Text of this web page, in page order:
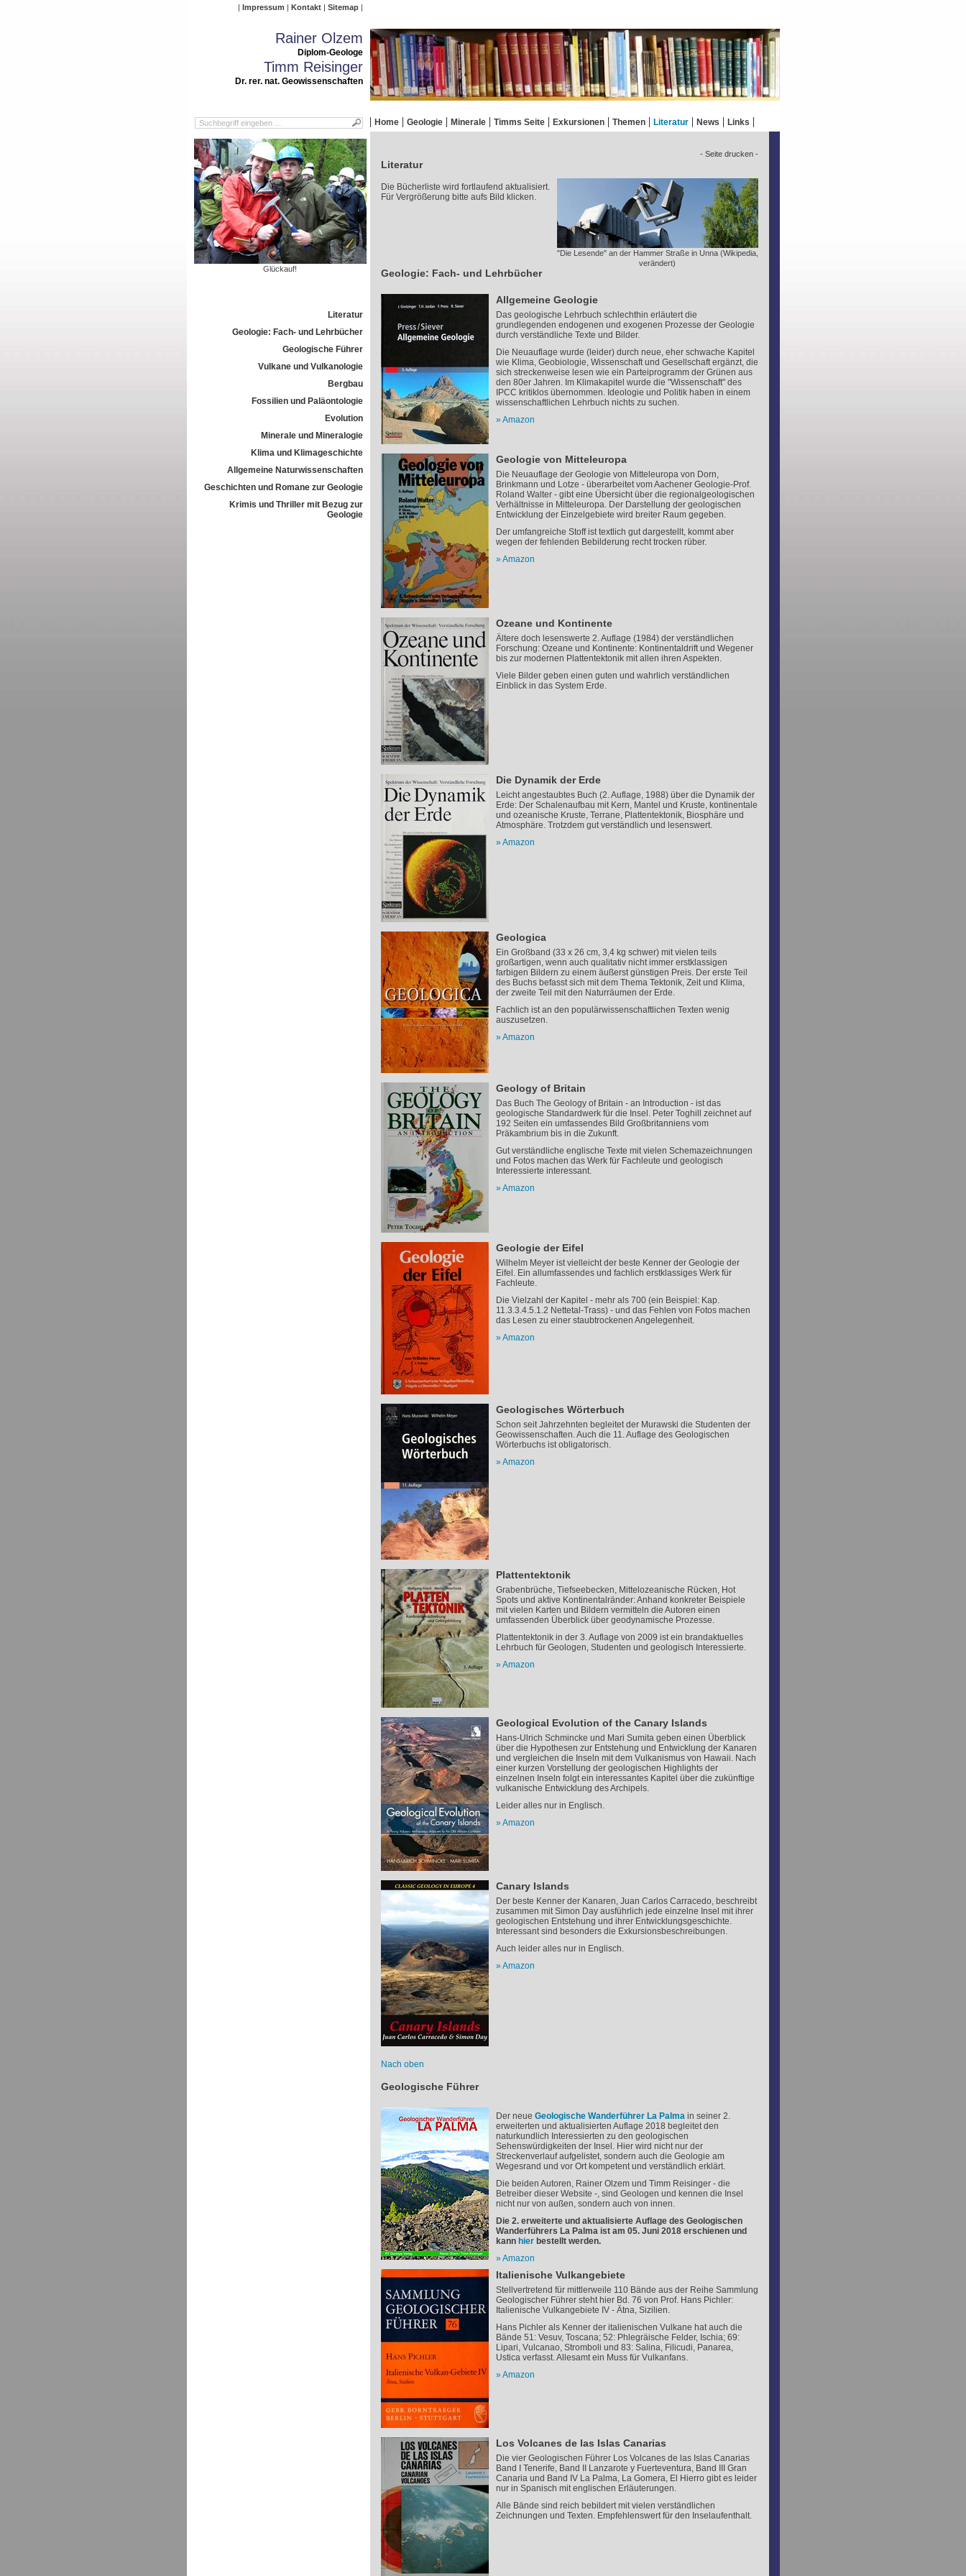
Impressum Kontakt Sitemap
Rainer Olzem
Diplom-Geologe
Timm Reisinger
Dr. rer. nat. Geowissenschaften
Home Geologie Minerale Timms Seite Exkursionen Themen Literatur News Links
Glückauf!
Literatur
Geologie: Fach- und Lehrbücher
Geologische Führer
Vulkane und Vulkanologie
Bergbau
Fossilien und Paläontologie
Evolution
Minerale und Mineralogie
Klima und Klimageschichte
Allgemeine Naturwissenschaften
Geschichten und Romane zur Geologie
Krimis und Thriller mit Bezug zur
Geologie
- Seite drucken -
Literatur
"Die Lesende" an der Hammer Straße in Unna (Wikipedia,
verändert)
Die Bücherliste wird fortlaufend aktualisiert.
Für Vergrößerung bitte aufs Bild klicken.
Geologie: Fach- und Lehrbücher
Allgemeine Geologie
Das geologische Lehrbuch schlechthin erläutert die
grundlegenden endogenen und exogenen Prozesse der Geologie
durch verständliche Texte und Bilder.
Die Neuauflage wurde (leider) durch neue, eher schwache Kapitel
wie Klima, Geobiologie, Wissenschaft und Gesellschaft ergänzt, die
sich streckenweise lesen wie ein Parteiprogramm der Grünen aus
den 80er Jahren. Im Klimakapitel wurde die "Wissenschaft" des
IPCC kritiklos übernommen. Ideologie und Politik haben in einem
wissenschaftlichen Lehrbuch nichts zu suchen.
Amazon
Geologie von Mitteleuropa
Die Neuauflage der Geologie von Mitteleuropa von Dorn,
Brinkmann und Lotze - überarbeitet vom Aachener Geologie-Prof.
Roland Walter - gibt eine Übersicht über die regionalgeologischen
Verhältnisse in Mitteleuropa. Der Darstellung der geologischen
Entwicklung der Einzelgebiete wird breiter Raum gegeben.
Der umfangreiche Stoff ist textlich gut dargestellt, kommt aber
wegen der fehlenden Bebilderung recht trocken rüber.
Amazon
Ozeane und Kontinente
Ältere doch lesenswerte 2. Auflage (1984) der verständlichen
Forschung: Ozeane und Kontinente: Kontinentaldrift und Wegener
bis zur modernen Plattentektonik mit allen ihren Aspekten.
Viele Bilder geben einen guten und wahrlich verständlichen
Einblick in das System Erde.
Die Dynamik der Erde
Leicht angestaubtes Buch (2. Auflage, 1988) über die Dynamik der
Erde: Der Schalenaufbau mit Kern, Mantel und Kruste, kontinentale
und ozeanische Kruste, Terrane, Plattentektonik, Biosphäre und
Atmosphäre. Trotzdem gut verständlich und lesenswert.
Amazon
Geologica
Ein Großband (33 x 26 cm, 3,4 kg schwer) mit vielen teils
großartigen, wenn auch qualitativ nicht immer erstklassigen
farbigen Bildern zu einem äußerst günstigen Preis. Der erste Teil
des Buchs befasst sich mit dem Thema Tektonik, Zeit und Klima,
der zweite Teil mit den Naturräumen der Erde.
Fachlich ist an den populärwissenschaftlichen Texten wenig
auszusetzen.
Amazon
Geology of Britain
Das Buch The Geology of Britain - an Introduction - ist das
geologische Standardwerk für die Insel. Peter Toghill zeichnet auf
192 Seiten ein umfassendes Bild Großbritanniens vom
Präkambrium bis in die Zukunft.
Gut verständliche englische Texte mit vielen Schemazeichnungen
und Fotos machen das Werk für Fachleute und geologisch
Interessierte interessant.
Amazon
Geologie der Eifel
Wilhelm Meyer ist vielleicht der beste Kenner der Geologie der
Eifel. Ein allumfassendes und fachlich erstklassiges Werk für
Fachleute.
Die Vielzahl der Kapitel - mehr als 700 (ein Beispiel: Kap.
11.3.3.4.5.1.2 Nettetal-Trass) - und das Fehlen von Fotos machen
das Lesen zu einer staubtrockenen Angelegenheit.
Amazon
Geologisches Wörterbuch
Schon seit Jahrzehnten begleitet der Murawski die Studenten der
Geowissenschaften. Auch die 11. Auflage des Geologischen
Wörterbuchs ist obligatorisch.
Amazon
Plattentektonik
Grabenbrüche, Tiefseebecken, Mittelozeanische Rücken, Hot
Spots und aktive Kontinentalränder: Anhand konkreter Beispiele
mit vielen Karten und Bildern vermitteln die Autoren einen
umfassenden Überblick über geodynamische Prozesse.
Plattentektonik in der 3. Auflage von 2009 ist ein brandaktuelles
Lehrbuch für Geologen, Studenten und geologisch Interessierte.
Amazon
Geological Evolution of the Canary Islands
Hans-Ulrich Schmincke und Mari Sumita geben einen Überblick
über die Hypothesen zur Entstehung und Entwicklung der Kanaren
und vergleichen die Inseln mit dem Vulkanismus von Hawaii. Nach
einer kurzen Vorstellung der geologischen Highlights der
einzelnen Inseln folgt ein interessantes Kapitel über die zukünftige
vulkanische Entwicklung des Archipels.
Leider alles nur in Englisch.
Amazon
Canary Islands
Der beste Kenner der Kanaren, Juan Carlos Carracedo, beschreibt
zusammen mit Simon Day ausführlich jede einzelne Insel mit ihrer
geologischen Entstehung und ihrer Entwicklungsgeschichte.
Interessant sind besonders die Exkursionsbeschreibungen.
Auch leider alles nur in Englisch.
Amazon
Nach oben
Geologische Führer
Der neue Geologische Wanderführer La Palma in seiner 2.
erweiterten und aktualisierten Auflage 2018 begleitet den
naturkundlich Interessierten zu den geologischen
Sehenswürdigkeiten der Insel. Hier wird nicht nur der
Streckenverlauf aufgelistet, sondern auch die Geologie am
Wegesrand und vor Ort kompetent und verständlich erklärt.
Die beiden Autoren, Rainer Olzem und Timm Reisinger - die
Betreiber dieser Website -, sind Geologen und kennen die Insel
nicht nur von außen, sondern auch von innen.
Die 2. erweiterte und aktualisierte Auflage des Geologischen
Wanderführers La Palma ist am 05. Juni 2018 erschienen und
kann hierbestellt werden.
Amazon
Italienische Vulkangebiete
Stellvertretend für mittlerweile 110 Bände aus der Reihe Sammlung
Geologischer Führer steht hier Bd. 76 von Prof. Hans Pichler:
Italienische Vulkangebiete IV - Ätna, Sizilien.
Hans Pichler als Kenner der italienischen Vulkane hat auch die
Bände 51: Vesuv, Toscana; 52: Phlegräische Felder, Ischia; 69:
Lipari, Vulcanao, Stromboli und 83: Salina, Filicudi, Panarea,
Ustica verfasst. Allesamt ein Muss für Vulkanfans.
Amazon
Los Volcanes de las Islas Canarias
Die vier Geologischen Führer Los Volcanes de las Islas Canarias
Band I Tenerife, Band II Lanzarote y Fuerteventura, Band III Gran
Canaria und Band IV La Palma, La Gomera, El Hierro gibt es leider
nur in Spanisch mit englischen Erläuterungen.
Alle Bände sind reich bebildert mit vielen verständlichen
Zeichnungen und Texten. Empfehlenswert für den Inselaufenthalt.